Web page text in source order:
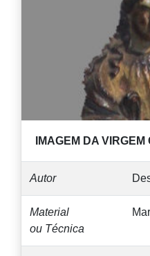
IMAGEM DA
Autor
Material
ou Técnica